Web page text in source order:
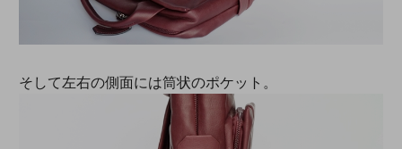
そして左右の側面には筒状のポケット。